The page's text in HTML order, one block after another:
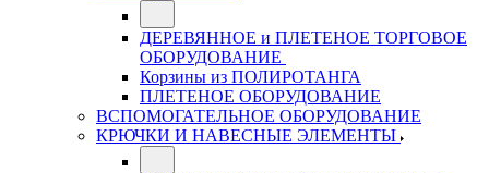
ДЕРЕВЯННОЕ и ПЛЕТЕНОЕ ТОРГОВОЕ
ОБОРУДОВАНИЕ
Корзины из ПОЛИРОТАНГА
ПЛЕТЕНОЕ ОБОРУДОВАНИЕ
ВСПОМОГАТЕЛЬНОЕ ОБОРУДОВАНИЕ
КРЮЧКИ И НАВЕСНЫЕ ЭЛЕМЕНТЫ